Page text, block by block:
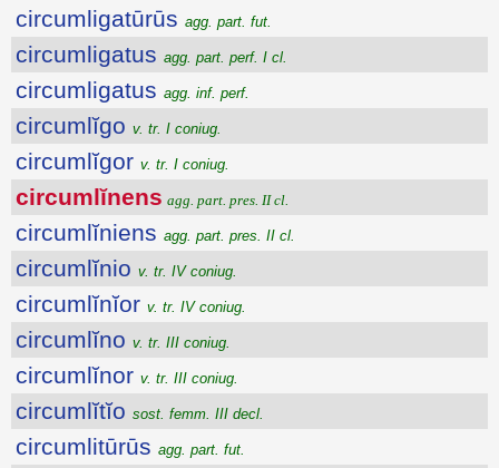
circumligatūrūs agg. part. fut.
circumligatus agg. part. perf. I cl.
circumligatus agg. inf. perf.
circumlĭgo v. tr. I coniug.
circumlĭgor v. tr. I coniug.
circumlĭnens agg. part. pres. II cl.
circumlĭniens agg. part. pres. II cl.
circumlĭnio v. tr. IV coniug.
circumlĭnĭor v. tr. IV coniug.
circumlĭno v. tr. III coniug.
circumlĭnor v. tr. III coniug.
circumlĭtĭo sost. femm. III decl.
circumlitūrūs agg. part. fut.